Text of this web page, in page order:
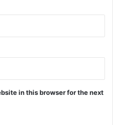
in this browser for the next